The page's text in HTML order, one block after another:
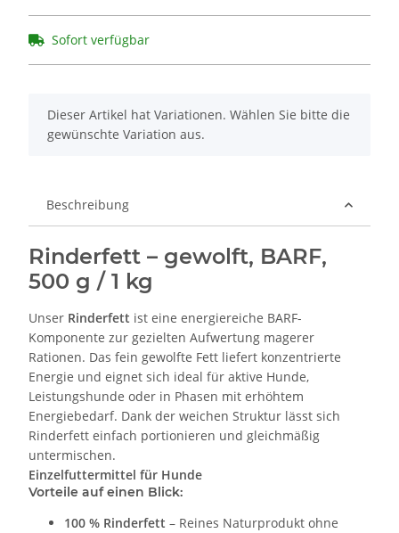
Sofort verfügbar
x
Dieser Artikel hat Variationen. Wählen Sie bitte die
gewünschte Variation aus.
Beschreibung
Rinderfett – gewolft, BARF,
500 g / 1 kg
Unser Rinderfett ist eine energiereiche BARF-
Komponente zur gezielten Aufwertung magerer
Rationen. Das fein gewolfte Fett liefert konzentrierte
Energie und eignet sich ideal für aktive Hunde,
Leistungshunde oder in Phasen mit erhöhtem
Energiebedarf. Dank der weichen Struktur lässt sich
Rinderfett einfach portionieren und gleichmäßig
untermischen.
Einzelfuttermittel für Hunde
Vorteile auf einen Blick:
100 % Rinderfett – Reines Naturprodukt ohne